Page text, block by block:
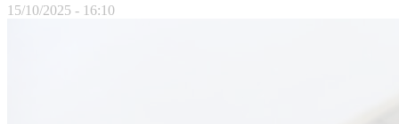
15/10/2025 - 16:10